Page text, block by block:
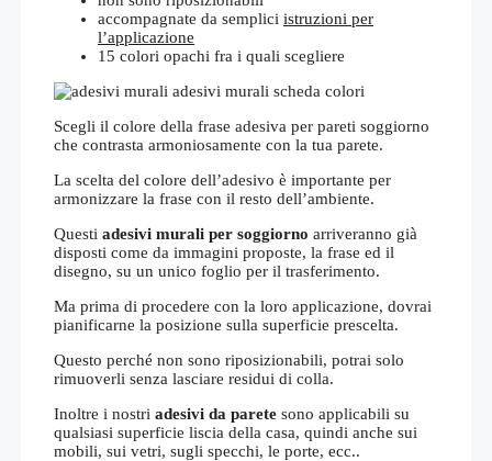
accompagnate da semplici istruzioni per
l’applicazione
15 colori opachi fra i quali scegliere
Scegli il colore della frase adesiva per pareti soggiorno
che contrasta armoniosamente con la tua parete.
La scelta del colore dell’adesivo è importante per
armonizzare la frase con il resto dell’ambiente.
Questi adesivi murali per soggiorno arriveranno già
disposti come da immagini proposte, la frase ed il
disegno, su un unico foglio per il trasferimento.
Ma prima di procedere con la loro applicazione, dovrai
pianificarne la posizione sulla superficie prescelta.
Questo perché non sono riposizionabili, potrai solo
rimuoverli senza lasciare residui di colla.
Inoltre i nostri adesivi da parete sono applicabili su
qualsiasi superficie liscia della casa, quindi anche sui
mobili, sui vetri, sugli specchi, le porte, ecc..